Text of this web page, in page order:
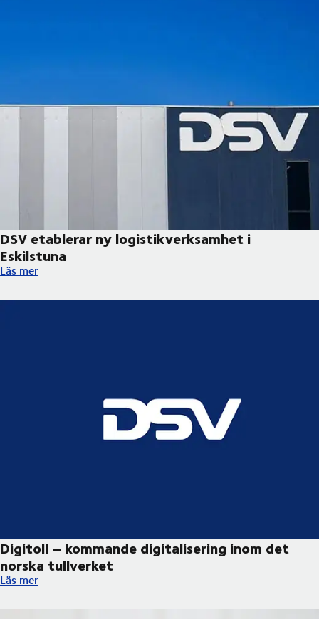
DSV etablerar ny logistikverksamhet i
Eskilstuna
DSV etablerar ny logistikverksamhet i Eskilstuna
Läs mer
Digitoll – kommande digitalisering inom det
norska tullverket ​
Digitoll – kommande digitalisering inom det norska tullverket ​
Läs mer